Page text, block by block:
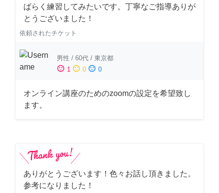
ばらく練習してみたいです。丁寧なご指導ありが
とうございました！
依頼されたチケット
男性 / 60代 / 東京都
sentiment_satisfied 1 sentiment_neutral 0 sentiment_dissatisfied 0
オンライン講座のためのzoomの設定を希望致し
ます。
ありがとうございます！色々お話し頂きました。
参考になりました！